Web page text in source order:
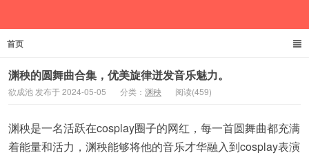
首页
渊秧的圆舞曲合集，优美旋律迸发音乐魅力。
欲成池 发布于 2024-05-05 分类： 渊秧 阅读(459)
渊秧是一名活跃在cosplay圈子的网红，每一首圆舞曲都充满
着能量和活力，渊秧能够将他的音乐才华融入到cosplay表演